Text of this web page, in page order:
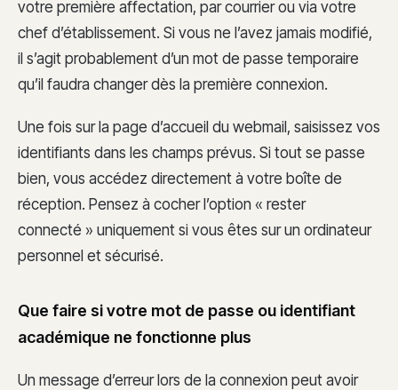
votre première affectation, par courrier ou via votre
chef d’établissement. Si vous ne l’avez jamais modifié,
il s’agit probablement d’un mot de passe temporaire
qu’il faudra changer dès la première connexion.
Une fois sur la page d’accueil du webmail, saisissez vos
identifiants dans les champs prévus. Si tout se passe
bien, vous accédez directement à votre boîte de
réception. Pensez à cocher l’option « rester
connecté » uniquement si vous êtes sur un ordinateur
personnel et sécurisé.
Que faire si votre mot de passe ou identifiant
académique ne fonctionne plus
Un message d’erreur lors de la connexion peut avoir